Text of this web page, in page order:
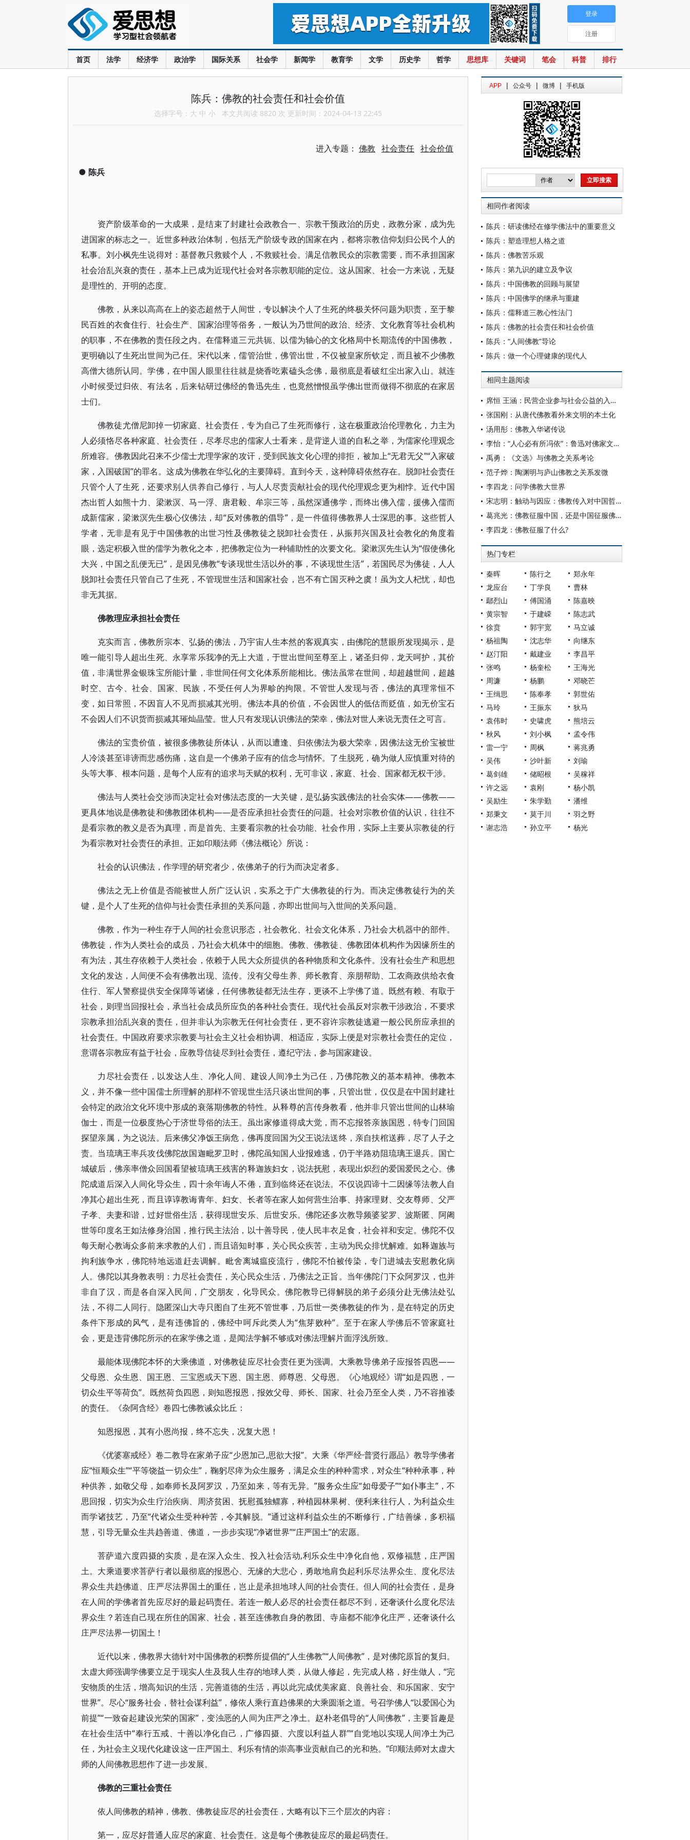
首页 法学 经济学 政治学 国际关系 社会学 新闻学 教育学 文学 历史学 哲学 思想库 关键词 笔会 科普 排行
登录
注册
陈兵：佛教的社会责任和社会价值
选择字号： 大 中 小 本文共阅读 8820 次 更新时间：2024-04-13 22:45
进入专题： 佛教 社会责任 社会价值
● 陈兵
资产阶级革命的一大成果，是结束了封建社会政教合一、宗教干预政治的历史，政教分家，成为先
进国家的标志之一。近世多种政治体制，包括无产阶级专政的国家在内，都将宗教信仰划归公民个人的
私事。刘小枫先生说得对：基督教只救赎个人，不救赎社会。满足信教民众的宗教需要，而不承担国家
社会治乱兴衰的责任，基本上已成为近现代社会对各宗教职能的定位。这从国家、社会一方来说，无疑
是理性的、开明的态度。
佛教，从来以高高在上的姿态超然于人间世，专以解决个人了生死的终极关怀问题为职责，至于黎
民百姓的衣食住行、社会生产、国家治理等俗务，一般认为乃世间的政治、经济、文化教育等社会机构
的职事，不在佛教的责任段之内。在儒释道三元共轭、以儒为轴心的文化格局中长期流传的中国佛教，
更明确以了生死出世间为己任。宋代以来，儒管治世，佛管出世，不仅被皇家所钦定，而且被不少佛教
高僧大德所认同。学佛，在中国人眼里往往就是烧香吃素磕头念佛，最彻底是看破红尘出家入山。就连
小时候受过归依、有法名，后来钻研过佛经的鲁迅先生，也竟然憎恨虽学佛出世而做得不彻底的在家居
士们。
佛教徒尤僧尼卸掉一切家庭、社会责任，专为自己了生死而修行，这在极重政治伦理教化，力主为
人必须恪尽各种家庭、社会责任，尽孝尽忠的儒家人士看来，是背逆人道的自私之举，为儒家伦理观念
所难容。佛教因此召来不少儒士尤理学家的攻讦，受到民族文化心理的排拒，被加上“无君无父”“入家破
家，入国破国”的罪名。这成为佛教在华弘化的主要障碍。直到今天，这种障碍依然存在。脱卸社会责任
只管个人了生死，还要求别人供养自己修行，与人人尽责贡献社会的现代伦理观念更为相悖。近代中国
杰出哲人如熊十力、梁漱溟、马一浮、唐君毅、牟宗三等，虽然深通佛学，而终出佛入儒，援佛入儒而
成新儒家，梁漱溟先生极心仪佛法，却“反对佛教的倡导”，是一件值得佛教界人士深思的事。这些哲人
学者，无非是有见于中国佛教的出世习性及佛教徒之脱卸社会责任，从振邦兴国及社会教化的角度着
眼，选定积极入世的儒学为教化之本，把佛教定位为一种辅助性的次要文化。梁漱溟先生认为“假使佛化
大兴，中国之乱便无已”，是因见佛教“专谈现世生活以外的事，不谈现世生活”，若国民尽为佛徒，人人
脱卸社会责任只管自己了生死，不管现世生活和国家社会，岂不有亡国灭种之虞！虽为文人杞忧，却也
非无其据。
佛教理应承担社会责任
克实而言，佛教所宗本、弘扬的佛法，乃宇宙人生本然的客观真实，由佛陀的慧眼所发现揭示，是
唯一能引导人超出生死、永享常乐我净的无上大道，于世出世间至尊至上，诸圣归仰，龙天呵护，其价
值，非满世界金银珠宝所能计量，非世间任何文化体系所能相比。佛法虽常在世间，却超越世间，超越
时空、古今、社会、国家、民族，不受任何人为界畛的拘限。不管世人发现与否，佛法的真理常恒不
变，如日常照，不因盲人不见而损减其光明。佛法本具的价值，不会因世人的低估而贬值，如无价宝石
不会因人们不识货而损减其璀灿晶莹。世人只有发现认识佛法的荣幸，佛法对世人来说无责任之可言。
佛法的宝贵价值，被很多佛教徒所体认，从而以遭逢、归依佛法为极大荣幸，因佛法这无价宝被世
人冷淡甚至诽谤而悲感伤痛，这自是一个佛弟子应有的信念与情怀。了生脱死，确为做人应慎重对待的
头等大事、根本问题，是每个人应有的追求与天赋的权利，无可非议，家庭、社会、国家都无权干涉。
佛法与人类社会交涉而决定社会对佛法态度的一大关键，是弘扬实践佛法的社会实体——佛教——
更具体地说是佛教徒和佛教团体机构——是否应承担社会责任的问题。社会对宗教价值的认识，往往不
是看宗教的教义是否为真理，而是首先、主要看宗教的社会功能、社会作用，实际上主要从宗教徒的行
为看宗教对社会责任的承担。正如印顺法师《佛法概论》所说：
社会的认识佛法，作学理的研究者少，依佛弟子的行为而决定者多。
佛法之无上价值是否能被世人所广泛认识，实系之于广大佛教徒的行为。而决定佛教徒行为的关
键，是个人了生死的信仰与社会责任承担的关系问题，亦即出世间与入世间的关系问题。
佛教，作为一种生存于人间的社会意识形态，社会教化、社会文化体系，乃社会大机器中的部件。
佛教徒，作为人类社会的成员，乃社会大机体中的细胞。佛教、佛教徒、佛教团体机构作为因缘所生的
有为法，其生存依赖于人类社会，依赖于人民大众所提供的各种物质和文化条件。没有社会生产和思想
文化的发达，人间便不会有佛教出现、流传。没有父母生养、师长教育、亲朋帮助、工农商政供给衣食
住行、军人警察提供安全保障等诸缘，任何佛教徒都无法生存，更谈不上学佛了道。既然有赖、有取于
社会，则理当回报社会，承当社会成员所应负的各种社会责任。现代社会虽反对宗教干涉政治，不要求
宗教承担治乱兴衰的责任，但并非认为宗教无任何社会责任，更不容许宗教徒逃避一般公民所应承担的
社会责任。中国政府要求宗教要与社会主义社会相协调、相适应，实际上便是对宗教社会责任的定位，
意谓各宗教应有益于社会，应教导信徒尽到社会责任，遵纪守法，参与国家建设。
力尽社会责任，以发达人生、净化人间、建设人间净土为己任，乃佛陀教义的基本精神。佛教本
义，并不像一些中国儒士所理解的那样不管现世生活只谈出世间的事，只管出世，仅仅是在中国封建社
会特定的政治文化环境中形成的衰落期佛教的特性。从释尊的言传身教看，他并非只管出世间的山林瑜
伽士，而是一位极度热心于济世导俗的法王。虽出家修道得成大觉，而不忘报答亲族国恩，特专门回国
探望亲属，为之说法。后来佛父净饭王病危，佛再度回国为父王说法送终，亲自扶棺送葬，尽了人子之
责。当琉璃王率兵攻伐佛陀故国迦毗罗卫时，佛陀虽知国人业报难逃，仍于半路劝阻琉璃王退兵。国亡
城破后，佛亲率僧众回国看望被琉璃王残害的释迦族妇女，说法抚慰，表现出炽烈的爱国爱民之心。佛
陀成道后深入人间化导众生，四十余年诲人不倦，直到临终还在说法。不仅说四谛十二因缘等法教人自
净其心超出生死，而且谆谆教诲青年、妇女、长者等在家人如何营生治事、持家理财、交友尊师、父严
子孝、夫妻和谐，过好世俗生活，获得现世安乐、后世安乐。佛陀还多次教导频婆娑罗、波斯匿、阿阇
世等印度名王如法修身治国，推行民主法治，以十善导民，使人民丰衣足食，社会祥和安定。佛陀不仅
每天耐心教诲众多前来求教的人们，而且谙知时事，关心民众疾苦，主动为民众排忧解难。如释迦族与
拘利族争水，佛陀特地远道赶去调解。毗舍离城瘟疫流行，佛陀不怕被传染，专门进城去安慰教化病
人。佛陀以其身教表明：力尽社会责任，关心民众生活，乃佛法之正旨。当年佛陀门下众阿罗汉，也并
非自了汉，而是各自深入民间，广交朋友，化导民众。佛陀教导已得解脱的弟子必须分赴无佛法处弘
法，不得二人同行。隐匿深山大寺只图自了生死不管世事，乃后世一类佛教徒的作为，是在特定的历史
条件下形成的风气，是有违佛旨的，佛经中呵斥此类人为“焦芽败种”。至于在家人学佛后不管家庭社
会，更是违背佛陀所示的在家学佛之道，是闻法学解不够或对佛法理解片面浮浅所致。
最能体现佛陀本怀的大乘佛道，对佛教徒应尽社会责任更为强调。大乘教导佛弟子应报答四恩——
父母恩、众生恩、国王恩、三宝恩或天下恩、国主恩、师尊恩、父母恩。《心地观经》谓“如是四恩，一
切众生平等荷负”。既然荷负四恩，则知恩报恩，报效父母、师长、国家、社会乃至全人类，乃不容推诿
的责任。《杂阿含经》卷四七佛教诫众比丘：
知恩报恩，其有小恩尚报，终不忘失，况复大恩！
《优婆塞戒经》卷二教导在家弟子应“少恩加己,思欲大报”。大乘《华严经·普贤行愿品》教导学佛者
应“恒顺众生”“平等饶益一切众生”，鞠躬尽瘁为众生服务，满足众生的种种需求，对众生“种种承事，种
种供养，如敬父母，如奉师长及阿罗汉，乃至如来，等有无异。”服务众生应“如母爱子”“如仆事主”，不
思回报，切实为众生疗治疾病、周济贫困、抚慰孤独鳏寡，种植园林果树、便利来往行人，为利益众生
而学诸技艺，乃至“代诸众生受种种苦，令其解脱。”通过这样利益众生的不断修行，广结善缘，多积福
慧，引导无量众生共趋善道、佛道，一步步实现“净诸世界”“庄严国土”的宏愿。
菩萨道六度四摄的实质，是在深入众生、投入社会活动,利乐众生中净化自他，双修福慧，庄严国
土。大乘道要求菩萨行者以最彻底的报恩心、无缘的大悲心，勇敢地肩负起利乐尽法界众生、度化尽法
界众生共趋佛道、庄严尽法界国土的重任，岂止是承担地球人间的社会责任。但人间的社会责任，是身
在人间的学佛者首先应尽好的最起码责任。若连一般人必尽的社会责任都尽不到，还奢谈什么度化尽法
界众生？若连自己现在所住的国家、社会，甚至连佛教自身的教团、寺庙都不能净化庄严，还奢谈什么
庄严尽法界一切国土！
近代以来，佛教界大德针对中国佛教的积弊所提倡的“人生佛教”“人间佛教”，是对佛陀原旨的复归。
太虚大师强调学佛要立足于现实人生及我人生存的地球人类，从做人修起，先完成人格，好生做人，“完
安物质的生活，增高知识的生活，完善道德的生活，再以此完成优美家庭、良善社会、和乐国家、安宁
世界”。尽心“服务社会，替社会谋利益”，修依人乘行直趋佛果的大乘圆渐之道。号召学佛人“以爱国心为
前提”“一致奋起建设光荣的国家”，变浊恶的人间为庄严之净土。赵朴老倡导的“人间佛教”，主要旨趣是
在社会生活中“奉行五戒、十善以净化自己，广修四摄、六度以利益人群”“自觉地以实现人间净土为己
任，为社会主义现代化建设这一庄严国土、利乐有情的崇高事业贡献自己的光和热。”印顺法师对太虚大
师的人间佛教思想作了进一步发展。
佛教的三重社会责任
依人间佛教的精神，佛教、佛教徒应尽的社会责任，大略有以下三个层次的内容：
第一，应尽好普通人应尽的家庭、社会责任。这是每个佛教徒应尽的最起码责任。
APP | 公众号 | 微博 | 手机版
相同作者阅读
陈兵：研读佛经在修学佛法中的重要意义
陈兵：塑造理想人格之道
陈兵：佛教苦乐观
陈兵：第九识的建立及争议
陈兵：中国佛教的回顾与展望
陈兵：中国佛学的继承与重建
陈兵：儒释道三教心性法门
陈兵：佛教的社会责任和社会价值
陈兵：“人间佛教”导论
陈兵：做一个心理健康的现代人
相同主题阅读
席恒 王涵：民营企业参与社会公益的入场、转型与升华
张国刚：从唐代佛教看外来文明的本土化
汤用彤：佛教入华诸传说
李怡：“人心必有所冯依”：鲁迅对佛家文化的接受
禹勇：《文选》与佛教之关系考论
范子烨：陶渊明与庐山佛教之关系发微
李四龙：问学佛教大世界
宋志明：触动与因应：佛教传入对中国哲学的影响
葛兆光：佛教征服中国，还是中国征服佛教？
李四龙：佛教征服了什么?
热门专栏
秦晖 陈行之
郑永年
龙应台
丁学良
曹林
鄢烈山
傅国涌
陈嘉映
黄宗智
于建嵘
陈志武
徐贲
郭宇宽
马立诚
杨祖陶
沈志华
向继东
赵汀阳
戴建业
李昌平
张鸣
杨奎松
王海光
周濂
杨鹏
邓晓芒
王缉思
陈奉孝
郭世佑
马玲
王振东
狄马
袁伟时
史啸虎
熊培云
秋风
刘小枫
孟令伟
雷一宁
周枫
蒋兆勇
吴伟
沙叶新
刘瑜
葛剑雄
储昭根
吴稼祥
许之远
袁刚
杨小凯
吴励生
朱学勤
潘维
郑秉文
莫于川
羽之野
谢志浩
孙立平 杨光